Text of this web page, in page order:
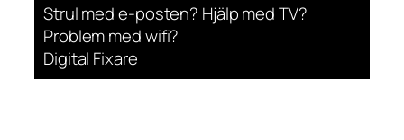
Strul med e-posten? Hjälp med TV?
Problem med wifi?
Digital Fixare